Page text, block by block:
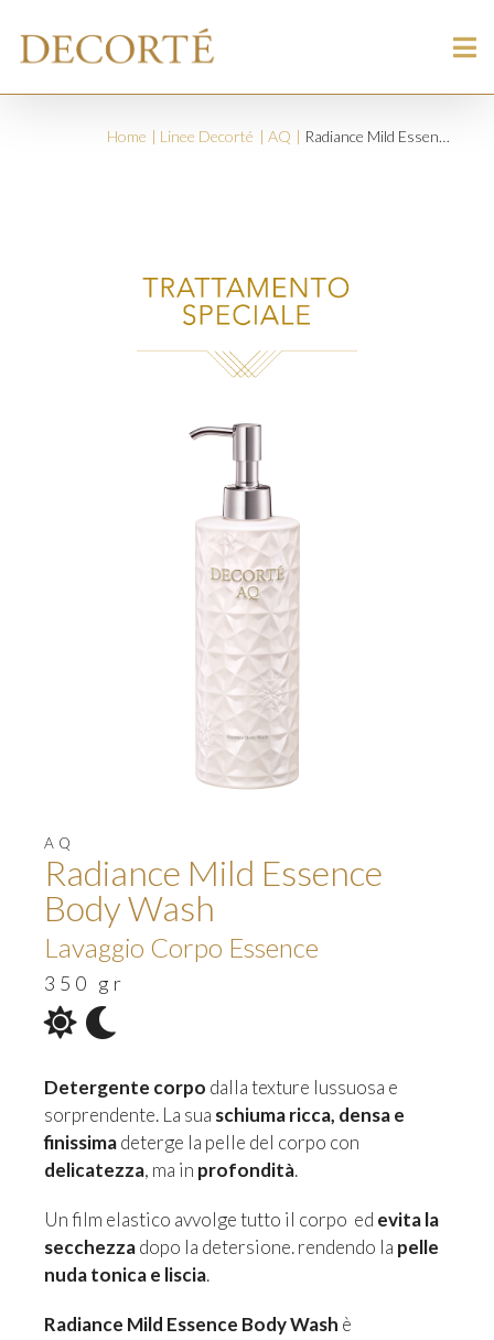
Home Linee Decorté AQ Radiance Mild Essence Body Wash
AQ
Radiance Mild Essence
Body Wash
Lavaggio Corpo Essence
350 gr
Detergente corpo dalla texture lussuosa e
sorprendente. La sua schiuma ricca, densa e
finissimadeterge la pelle del corpo con
delicatezza, ma in profondità.
Un film elastico avvolge tutto il corpo ed evita la
secchezzadopo la detersione. rendendo la pelle
nuda tonica e liscia.
Radiance Mild Essence Body Wash è